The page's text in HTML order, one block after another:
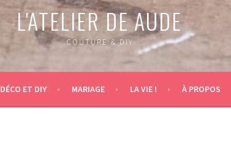
L'ATELIER DE AUDE
COUTURE & DIY
DÉCO ET DIY MARIAGE LA VIE ! À PROPOS